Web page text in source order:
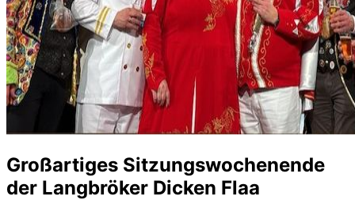
Großartiges Sitzungswochenende
der Langbröker Dicken Flaa